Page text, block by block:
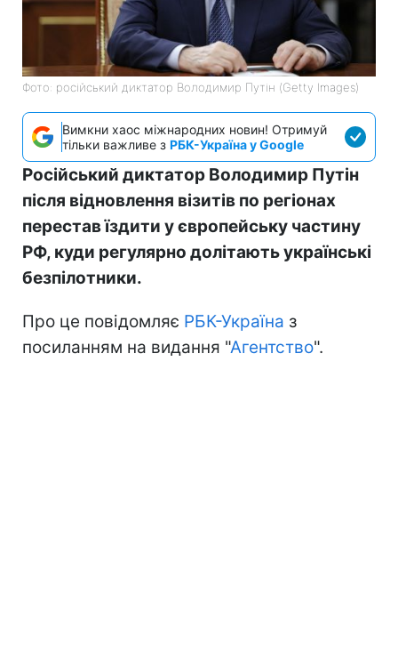
Фото: російський диктатор Володимир Путін (Getty Images)
Вимкни хаос міжнародних новин! Отримуй
тільки важливе з РБК-Україна у Google
Російський диктатор Володимир Путін
після відновлення візитів по регіонах
перестав їздити у європейську частину
РФ, куди регулярно долітають українські
безпілотники.
Про це повідомляє РБК-Україна з
посиланням на видання "Агентство".